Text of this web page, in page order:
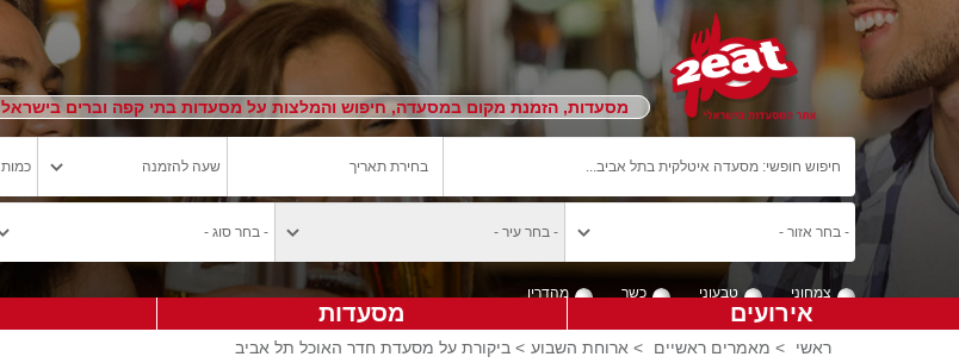
מסעדות, הזמנת מקום במסעדה, חיפוש והמלצות על מסעדות בתי קפה וברים בישראל
צמחוני טבעוני כשר מהדרין
אירועים מסעדות
ראשי > מאמרים ראשיים > ארוחת השבוע > ביקורת על מסעדת חדר האוכל תל אביב